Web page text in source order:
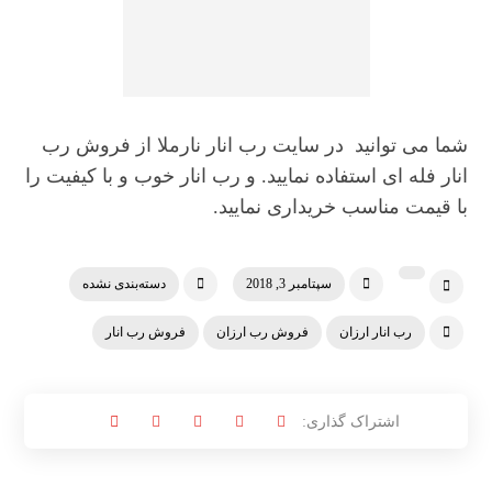
شما می توانید در سایت رب انار نارملا از فروش رب
انار فله ای استفاده نمایید. و رب انار خوب و با کیفیت را
با قیمت مناسب خریداری نمایید.
سپتامبر 3, 2018 دسته‌بندی نشده
رب انار ارزان فروش رب ارزان فروش رب انار